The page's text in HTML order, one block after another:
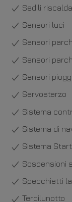
Sedili
Sensori luci
Sensori
Sensori
Sensori
Servosterzo
Sistema
Sistema di
Sistema
Sospensioni
Specchietti
Tergilunotto